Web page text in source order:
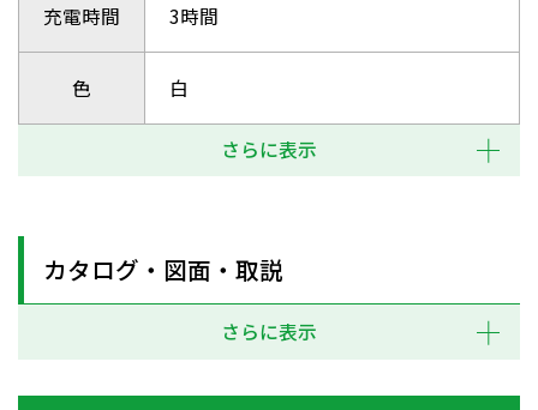
充電時間 3時間
色 白
さらに表示
カタログ・図面・取説
さらに表示